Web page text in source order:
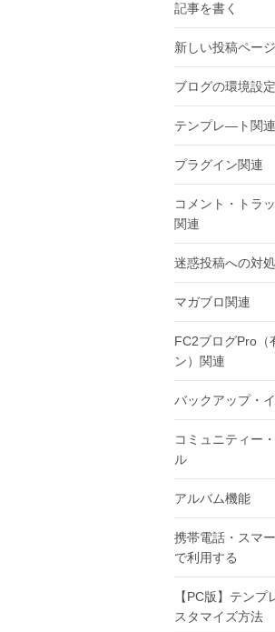
記事を書く
新しい投稿ペー
ブログの環境設定
テンプレ―ト関連
プラグイン関連
コメント・トラ
関連
迷惑投稿への対処
マガブロ関連
FC2ブログPro（
ン）関連
バックアップ・
コミュニティー
ル
アルバム機能
携帯電話・スマ
で利用する
【PC版】テンプ
スタマイズ方法